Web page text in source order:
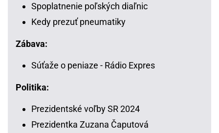
Spoplatnenie poľských diaľnic
Kedy prezuť pneumatiky
Zábava:
Súťaže o peniaze - Rádio Expres
Politika:
Prezidentské voľby SR 2024
Prezidentka Zuzana Čaputová